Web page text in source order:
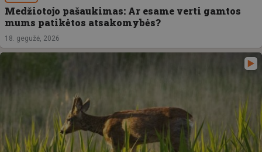
Medžiotojo pašaukimas: Ar esame verti gamtos
mums patikėtos atsakomybės?
18. gegužė, 2026